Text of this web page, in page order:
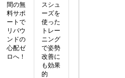
間の無
料サポ
ートで
リバウ
ンドの
心配ゼ
ロへ！
スシュ
ーズを
使った
トレー
ニング
で姿勢
改善に
も効果
的